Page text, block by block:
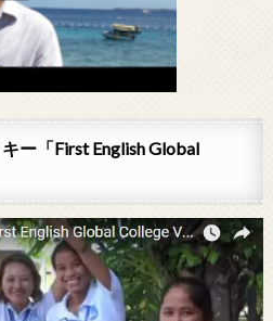
ー「First English Global